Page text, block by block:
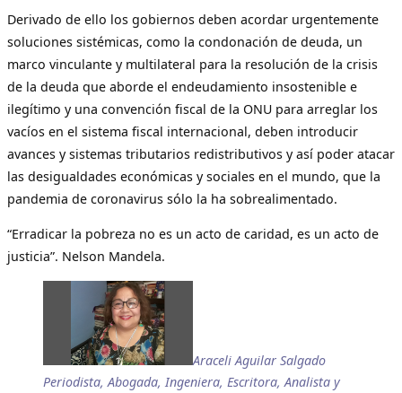
Derivado de ello los gobiernos deben acordar urgentemente
soluciones sistémicas, como la condonación de deuda, un
marco vinculante y multilateral para la resolución de la crisis
de la deuda que aborde el endeudamiento insostenible e
ilegítimo y una convención fiscal de la ONU para arreglar los
vacíos en el sistema fiscal internacional, deben introducir
avances y sistemas tributarios redistributivos y así poder atacar
las desigualdades económicas y sociales en el mundo, que la
pandemia de coronavirus sólo la ha sobrealimentado.
“Erradicar la pobreza no es un acto de caridad, es un acto de
justicia”. Nelson Mandela.
Araceli Aguilar Salgado
Periodista, Abogada, Ingeniera, Escritora, Analista y